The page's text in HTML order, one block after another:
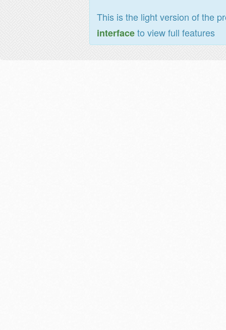
This is the light version of the
interfaceto view full features